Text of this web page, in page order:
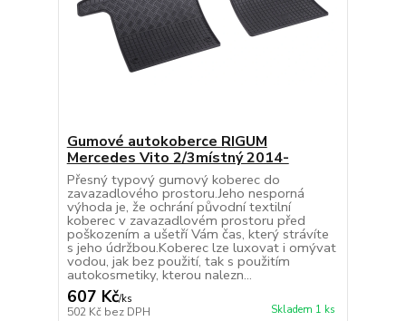
Gumové autokoberce RIGUM
Mercedes Vito 2/3místný 2014-
Přesný typový gumový koberec do
zavazadlového prostoru.Jeho nesporná
výhoda je, že ochrání původní textilní
koberec v zavazadlovém prostoru před
poškozením a ušetří Vám čas, který strávíte
s jeho údržbou.Koberec lze luxovat i omývat
vodou, jak bez použití, tak s použitím
autokosmetiky, kterou nalezn...
607 Kč/ks
502 Kč bez DPH Skladem 1 ks